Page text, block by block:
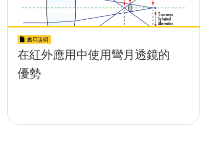
應用說明
在紅外應用中使用彎月透鏡的
優勢